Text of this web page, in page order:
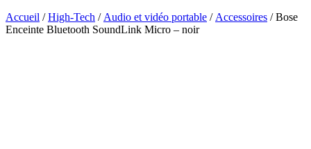
Accueil /High-Tech / Audio et vidéo portable / Accessoires / Bose
Enceinte Bluetooth SoundLink Micro – noir